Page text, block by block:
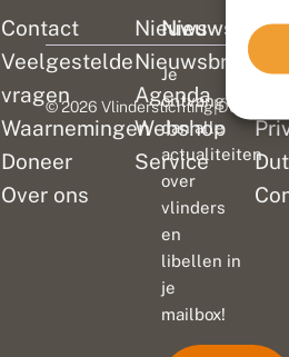
Contact
Veelgestelde
vragen
Waarnemingen
Doneer
Over ons
Nieuws
Nieuwsbrief
Agenda
Webshop
Service
Nieuwsbrief
Je
ontvangt
dan alle
actualiteiten
over
vlinders
en
libellen in
je
mailbox!
© 2026 Vlinderstichting|